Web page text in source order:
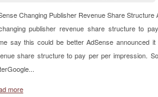
Changing Publisher Revenue Share Structure
publisher revenue share structure to
say this could be better AdSense announced
share structure to pay per per impression.
more